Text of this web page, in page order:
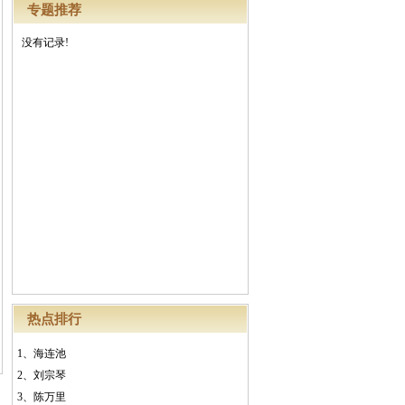
专题推荐
没有记录!
热点排行
1、 海连池
2、 刘宗琴
3、 陈万里